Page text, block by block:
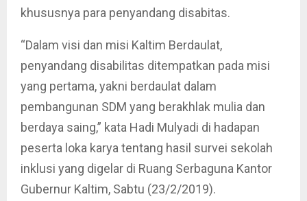
khususnya para penyandang disabitas.
“Dalam visi dan misi Kaltim Berdaulat,
penyandang disabilitas ditempatkan pada misi
yang pertama, yakni berdaulat dalam
pembangunan SDM yang berakhlak mulia dan
berdaya saing,” kata Hadi Mulyadi di hadapan
peserta loka karya tentang hasil survei sekolah
inklusi yang digelar di Ruang Serbaguna Kantor
Gubernur Kaltim, Sabtu (23/2/2019).